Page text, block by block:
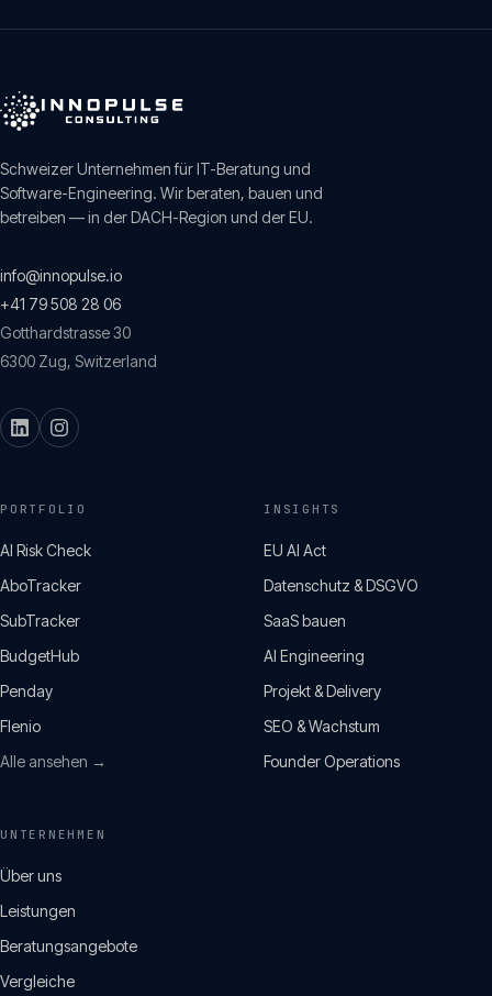
Schweizer Unternehmen für IT-Beratung und
Software-Engineering. Wir beraten, bauen und
betreiben — in der DACH-Region und der EU.
info@innopulse.io
+41 79 508 28 06
Gotthardstrasse 30
6300 Zug, Switzerland
PORTFOLIO
AI Risk Check
AboTracker
SubTracker
BudgetHub
Penday
Flenio
Alle ansehen →
INSIGHTS
EU AI Act
Datenschutz & DSGVO
SaaS bauen
AI Engineering
Projekt & Delivery
SEO & Wachstum
Founder Operations
UNTERNEHMEN
Über uns
Leistungen
Beratungsangebote
Vergleiche